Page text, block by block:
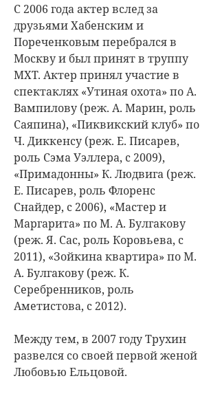
С 2006 года актер вслед за
друзьями Хабенским и
Пореченковым перебрался в
Москву и был принят в труппу
МХТ. Актер принял участие в
спектаклях «Утиная охота» по А.
Вампилову (реж. А. Марин, роль
Саяпина), «Пиквикский клуб» по
Ч. Диккенсу (реж. Е. Писарев,
роль Сэма Уэллера, с 2009),
«Примадонны» К. Людвига (реж.
Е. Писарев, роль Флоренс
Снайдер, с 2006), «Мастер и
Маргарита» по М. А. Булгакову
(реж. Я. Сас, роль Коровьева, с
2011), «Зойкина квартира» по М.
А. Булгакову (реж. К.
Серебренников, роль
Аметистова, с 2012).
Между тем, в 2007 году Трухин
развелся со своей первой женой
Любовью Ельцовой.